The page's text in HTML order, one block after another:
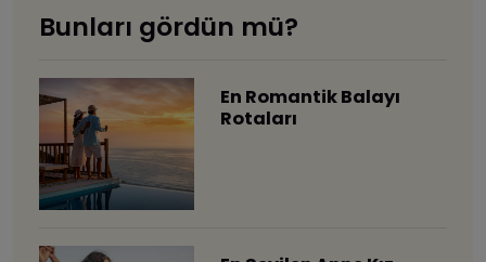
Bunları gördün mü?
En Romantik Balayı
Rotaları